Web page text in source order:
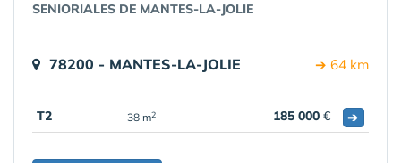
SENIORIALES DE MANTES-LA-JOLIE
78200 - MANTES-LA-JOLIE ➔ 64 km
T2 38 m2 185 000 € ➔